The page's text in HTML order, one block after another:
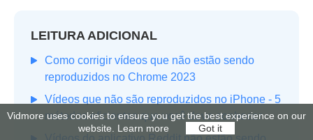
LEITURA ADICIONAL
Como corrigir vídeos que não estão sendo
reproduzidos no Chrome 2023
Vídeos que não são reproduzidos no iPhone - 5
métodos eficientes que você deve conhecer
Vidmore uses cookies to ensure you get the best experience on our
website. Learn more Got it